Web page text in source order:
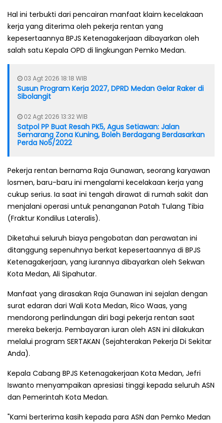
Hal ini terbukti dari pencairan manfaat klaim kecelakaan
kerja yang diterima oleh pekerja rentan yang
kepesertaannya BPJS Ketenagakerjaan dibayarkan oleh
salah satu Kepala OPD di lingkungan Pemko Medan.
03 Agt 2026 18:18 WIB
Susun Program Kerja 2027, DPRD Medan Gelar Raker di
Sibolangit
02 Agt 2026 13:32 WIB
Satpol PP Buat Resah PK5, Agus Setiawan: Jalan
Semarang Zona Kuning, Boleh Berdagang Berdasarkan
Perda No5/2022
Pekerja rentan bernama Raja Gunawan, seorang karyawan
losmen, baru-baru ini mengalami kecelakaan kerja yang
cukup serius. Ia saat ini tengah dirawat di rumah sakit dan
menjalani operasi untuk penanganan Patah Tulang Tibia
(Fraktur Kondilus Lateralis).
Diketahui seluruh biaya pengobatan dan perawatan ini
ditanggung sepenuhnya berkat kepesertaannya di BPJS
Ketenagakerjaan, yang iurannya dibayarkan oleh Sekwan
Kota Medan, Ali Sipahutar.
Manfaat yang dirasakan Raja Gunawan ini sejalan dengan
surat edaran dari Wali Kota Medan, Rico Waas, yang
mendorong perlindungan diri bagi pekerja rentan saat
mereka bekerja. Pembayaran iuran oleh ASN ini dilakukan
melalui program SERTAKAN (Sejahterakan Pekerja Di Sekitar
Anda).
Kepala Cabang BPJS Ketenagakerjaan Kota Medan, Jefri
Iswanto menyampaikan apresiasi tinggi kepada seluruh ASN
dan Pemerintah Kota Medan.
"Kami berterima kasih kepada para ASN dan Pemko Medan